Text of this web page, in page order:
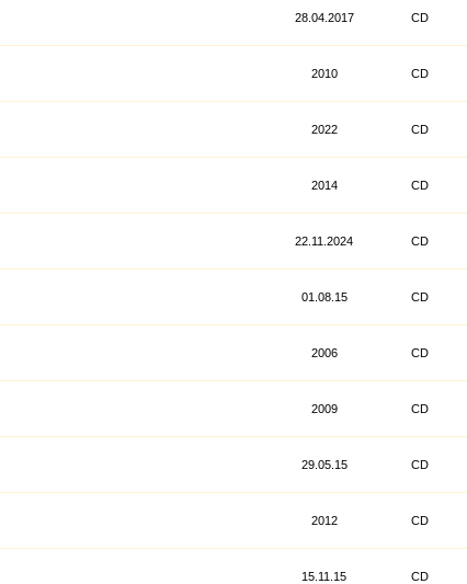
28.04.2017 CD
2010 CD
2022 CD
2014 CD
22.11.2024 CD
01.08.15 CD
2006 CD
2009 CD
29.05.15 CD
2012 CD
15.11.15 CD